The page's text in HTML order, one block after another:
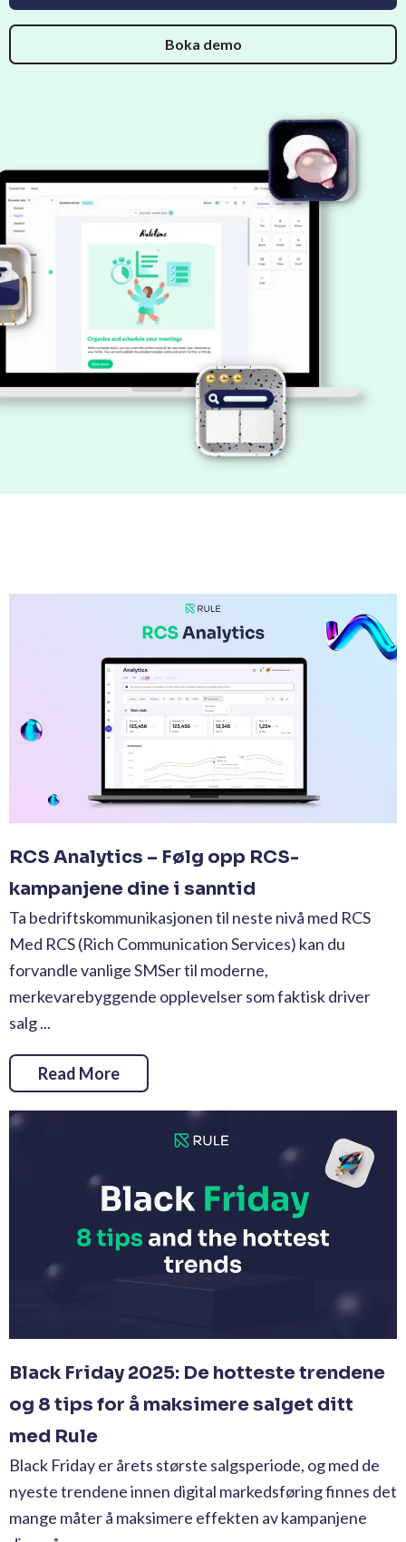
Boka demo
RCS Analytics – Følg opp RCS-
kampanjene dine i sanntid
Ta bedriftskommunikasjonen til neste nivå med RCS
Med RCS (Rich Communication Services) kan du
forvandle vanlige SMSer til moderne,
merkevarebyggende opplevelser som faktisk driver
salg ...
Read More
Black Friday 2025: De hotteste trendene
og 8 tips for å maksimere salget ditt
med Rule
Black Friday er årets største salgsperiode, og med de
nyeste trendene innen digital markedsføring finnes det
mange måter å maksimere effekten av kampanjene